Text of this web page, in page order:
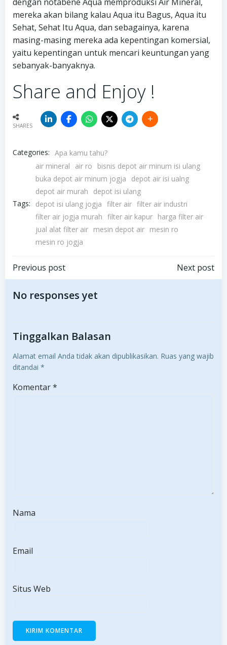
mereka akan bilang kalau Aqua itu Bagus, Aqua itu
Sehat, Sehat Itu Aqua, dan sebagainya, karena
masing-masing mereka ada kepentingan komersial,
yaitu kepentingan untuk mencari keuntungan yang
sebanyak-banyaknya.
Share and Enjoy !
SHARES
Categories: Apa kamu tahu?
Tags:
air mineral air ro
bisnis depot air minum isi ulang
buka depot air minum jogja
depot air isi ualng
depot air murah
depot isi ulang
depot isi ulang jogja filter air filter air industri
filter air jogja murah filter air kapur harga filter air
jual alat filter air mesin depot air mesin ro
mesin ro jogja
Post
navigation
Previous post
Post
Next post
No responses yet
Tinggalkan Balasan
Alamat email Anda tidak akan dipublikasikan. Ruas yang wajib
ditandai *
Komentar*
Nama
Email
Situs Web